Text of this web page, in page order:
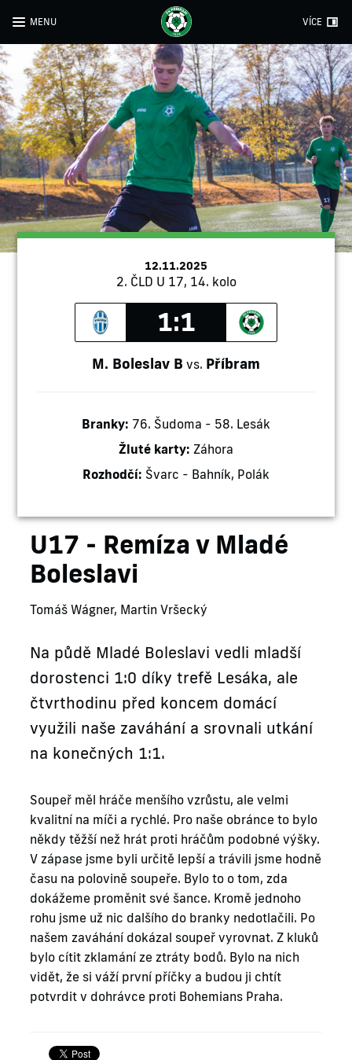
MENU VÍCE
12.11.2025
2. ČLD U 17, 14. kolo
1:1
M. Boleslav B vs. Příbram
Branky: 76. Šudoma - 58. Lesák
Žluté karty: Záhora
Rozhodčí: Švarc - Bahník, Polák
U17 - Remíza v Mladé
Boleslavi
Tomáš Wágner, Martin Vršecký
Na půdě Mladé Boleslavi vedli mladší
dorostenci 1:0 díky trefě Lesáka, ale
čtvrthodinu před koncem domácí
využili naše zaváhání a srovnali utkání
na konečných 1:1.
Soupeř měl hráče menšího vzrůstu, ale velmi
kvalitní na míči a rychlé. Pro naše obránce to bylo
někdy těžší než hrát proti hráčům podobné výšky.
V zápase jsme byli určitě lepší a trávili jsme hodně
času na polovině soupeře. Bylo to o tom, zda
dokážeme proměnit své šance. Kromě jednoho
rohu jsme už nic dalšího do branky nedotlačili. Po
našem zaváhání dokázal soupeř vyrovnat. Z kluků
bylo cítit zklamání ze ztráty bodů. Bylo na nich
vidět, že si váží první příčky a budou ji chtít
potvrdit v dohrávce proti Bohemians Praha.